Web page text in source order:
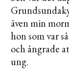
även min
hon som var
och ångrade
ung.